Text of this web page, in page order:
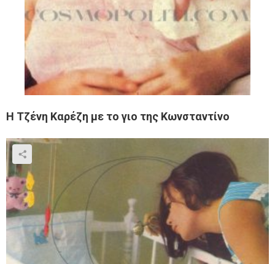
Η Τζένη Καρέζη με το γιο της Κωνσταντίνο